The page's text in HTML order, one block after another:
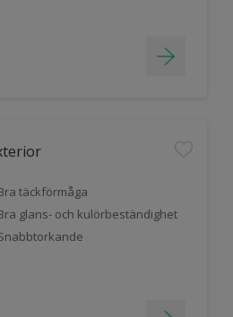
täckförmåga
glans- och kulörbeständighet